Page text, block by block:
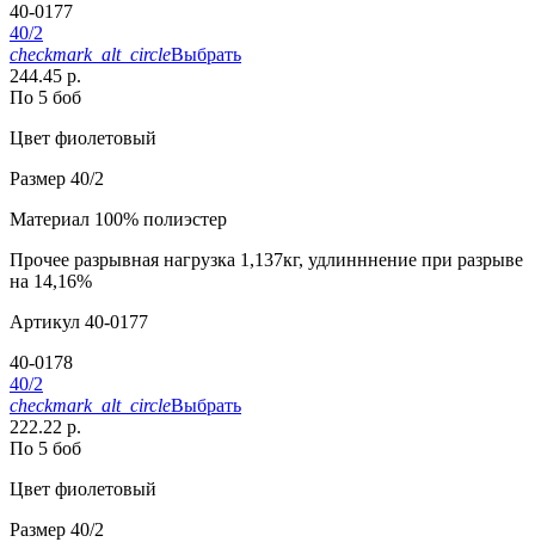
40-0177
40/2
checkmark_alt_circleВыбрать
244.45 р.
По 5 боб
Цвет фиолетовый
Размер 40/2
Материал 100% полиэстер
Прочее разрывная нагрузка 1,137кг, удлинннение при разрыве
на 14,16%
Артикул 40-0177
40-0178
40/2
checkmark_alt_circleВыбрать
222.22 р.
По 5 боб
Цвет фиолетовый
Размер 40/2